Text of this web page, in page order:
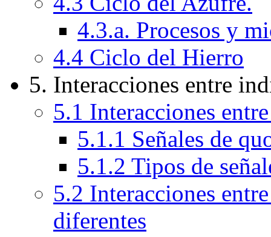
4.3.a. Procesos y
4.4 Ciclo del Hierro
5. Interacciones entre
5.1 Interacciones
5.1.1 Señales de
5.1.2 Tipos de
5.2 Interacciones
diferentes